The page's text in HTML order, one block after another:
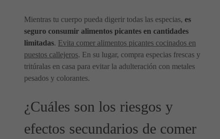
Mientras tu cuerpo pueda digerir todas las especias, es
seguro consumir alimentos picantes en cantidades
limitadas. Evita comer alimentos picantes cocinados en
puestos callejeros. En su lugar, compra especias frescas y
tritúralas en casa para evitar la adulteración con metales
pesados y colorantes.
¿Cuáles son los riesgos y
efectos secundarios de comer